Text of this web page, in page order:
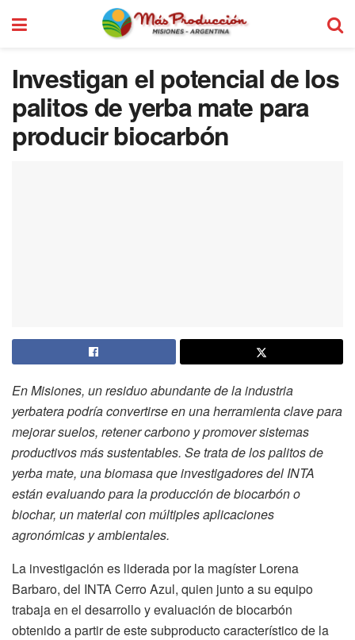
Investigan el potencial de los
palitos de yerba mate para
producir biocarbón
En Misiones, un residuo abundante de la industria
yerbatera podría convertirse en una herramienta clave para
mejorar suelos, retener carbono y promover sistemas
productivos más sustentables. Se trata de los palitos de
yerba mate, una biomasa que investigadores del INTA
están evaluando para la producción de biocarbón o
biochar, un material con múltiples aplicaciones
agronómicas y ambientales.
La investigación es liderada por la magíster Lorena
Barbaro, del INTA Cerro Azul, quien junto a su equipo
trabaja en el desarrollo y evaluación de biocarbón
obtenido a partir de este subproducto característico de la